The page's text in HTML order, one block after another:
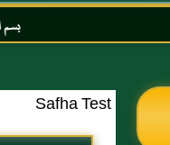
بسم الله الرحمن
Safha Test